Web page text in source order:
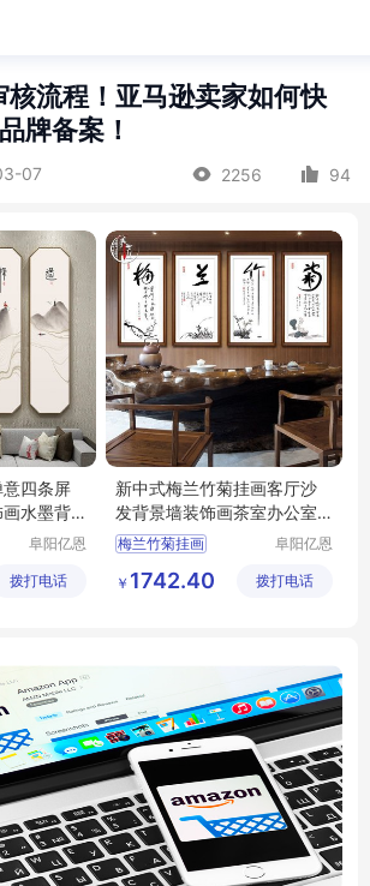
核流程！亚马逊卖家如何快
牌备案！
07 2256 94
四条屏
水墨背
阜阳亿恩
有限公司
拨打电话
新中式梅兰竹菊挂画客厅沙
发背景墙装饰画茶室办公室
壁画国画
梅兰竹菊挂画
挂画 装饰画
阜阳亿恩
有限公司
￥ 1742.40 拨打电话